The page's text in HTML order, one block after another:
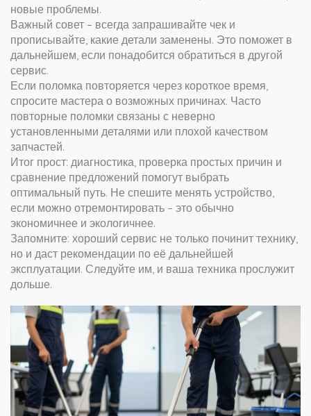
новые проблемы.
Важный совет – всегда запрашивайте чек и
прописывайте, какие детали заменены. Это поможет в
дальнейшем, если понадобится обратиться в другой
сервис.
Если поломка повторяется через короткое время,
спросите мастера о возможных причинах. Часто
повторные поломки связаны с неверно
установленными деталями или плохой качеством
запчастей.
Итог прост: диагностика, проверка простых причин и
сравнение предложений помогут выбрать
оптимальный путь. Не спешите менять устройство,
если можно отремонтировать – это обычно
экономичнее и экологичнее.
Запомните: хороший сервис не только починит технику,
но и даст рекомендации по её дальнейшей
эксплуатации. Следуйте им, и ваша техника прослужит
дольше.